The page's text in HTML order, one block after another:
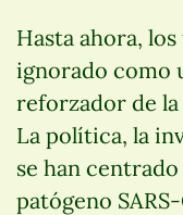
Hasta ahora,
ignorado como
reforzador de
La política, la
se han
patógeno